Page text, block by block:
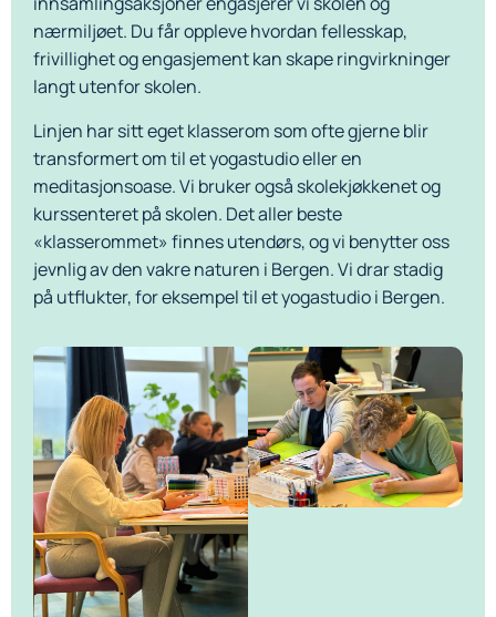
nærmiljøet. Du får oppleve hvordan fellesskap,
frivillighet og engasjement kan skape ringvirkninger
langt utenfor skolen.
Linjen har sitt eget klasserom som ofte gjerne blir
transformert om til et yogastudio eller en
meditasjonsoase. Vi bruker også skolekjøkkenet og
kurssenteret på skolen. Det aller beste
«klasserommet» finnes utendørs, og vi benytter oss
jevnlig av den vakre naturen i Bergen. Vi drar stadig
på utflukter, for eksempel til et yogastudio i Bergen.